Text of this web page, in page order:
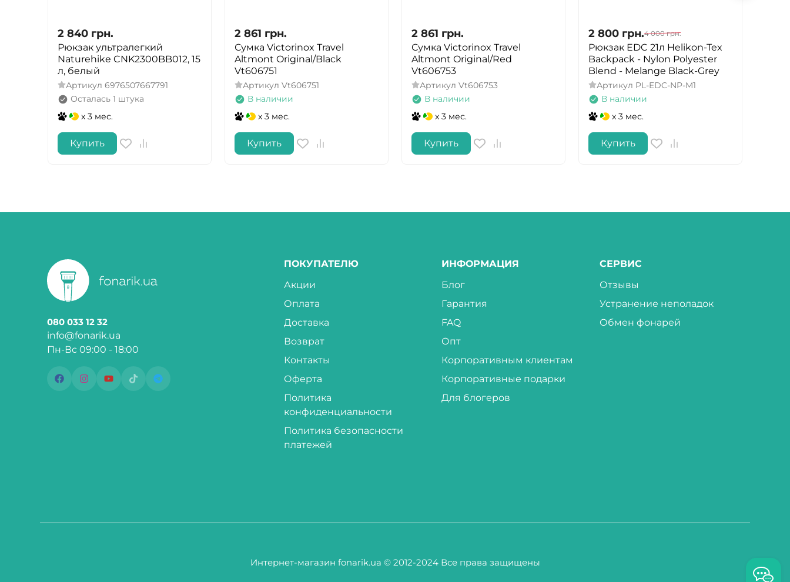
2 840 грн.
Рюкзак ультралегкий
Naturehike CNK2300BB012, 15
л, белый
Артикул 6976507667791
Осталась 1 штука
x 3 мес.
Купить
2 861 грн.
Сумка Victorinox Travel
Altmont Original/Black
Vt606751
Артикул Vt606751
В наличии
x 3 мес.
Купить
2 861 грн.
Сумка Victorinox Travel
Altmont Original/Red
Vt606753
Артикул Vt606753
В наличии
x 3 мес.
Купить
2 800 грн.4 000 грн.
Рюкзак EDC 21л Helikon-Tex
Backpack - Nylon Polyester
Blend - Melange Black-Grey
Артикул PL-EDC-NP-M1
В наличии
x 3 мес.
Купить
080 033 12 32
info@fonarik.ua
Пн-Вс 09:00 - 18:00
ПОКУПАТЕЛЮ
Акции
Оплата
Доставка
Возврат
Контакты
Оферта
Политика
конфиденциальности
Политика безопасности
платежей
ИНФОРМАЦИЯ
Блог
Гарантия
FAQ
Опт
Корпоративным клиентам
Корпоративные подарки
Для блогеров
СЕРВИС
Отзывы
Устранение неполадок
Обмен фонарей
Интернет-магазин fonarik.ua © 2012-2024 Все права защищены